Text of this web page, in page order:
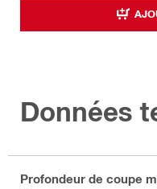
Données
Profondeur de coupe